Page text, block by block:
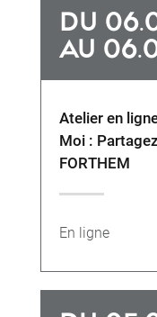
DU
AU
Atelier en
Moi :
FORTHEM
En ligne